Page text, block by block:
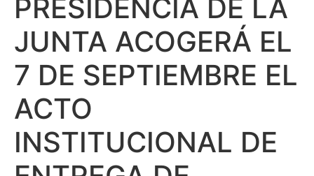
PRESIDENCIA DE LA
JUNTA ACOGERÁ EL
7 DE SEPTIEMBRE EL
ACTO
INSTITUCIONAL DE